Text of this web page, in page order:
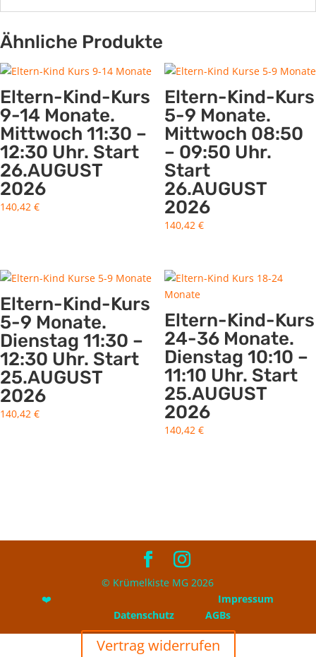
Ähnliche Produkte
Eltern-Kind-Kurs
9-14 Monate.
Mittwoch 11:30 –
12:30 Uhr. Start
26.AUGUST
2026
140,42 €
Eltern-Kind-Kurs
5-9 Monate.
Mittwoch 08:50
– 09:50 Uhr.
Start
26.AUGUST
2026
140,42 €
Eltern-Kind-Kurs
5-9 Monate.
Dienstag 11:30 –
12:30 Uhr. Start
25.AUGUST
2026
140,42 €
Eltern-Kind-Kurs
24-36 Monate.
Dienstag 10:10 –
11:10 Uhr. Start
25.AUGUST
2026
140,42 €
© Krümelkiste MG 2026
❤️ Impressum
Datenschutz
AGBs
Vertrag widerrufen